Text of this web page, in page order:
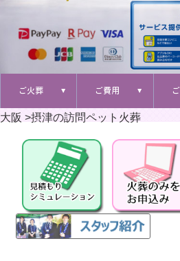
ご火葬 ご費用
大阪 >摂津の訪問ペット火葬